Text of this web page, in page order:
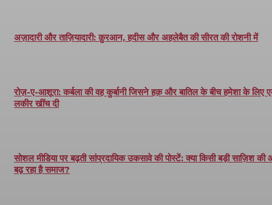
अज़ादारी और ताज़ियादारी: क़ुरआन, हदीस और अहलेबैत की सीरत की रोशनी में
रोज़-ए-आशूरा: कर्बला की वह कुर्बानी जिसने हक़ और बातिल के बीच हमेशा के लिए
लकीर खींच दी
सोशल मीडिया पर बढ़ती सांप्रदायिक उकसावे की पोस्टें: क्या किसी बड़ी साज़िश की
बढ़ रहा है समाज?